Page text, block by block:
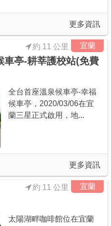
更多資訊
宜蘭
車亭-耕莘護校站(免費
約 11 公里
全台首座溫泉候車亭-幸福
候車亭，2020/03/06在宜
蘭三星正式啟用，地...
更多資訊
宜蘭
約 11 公里
太陽湖畔咖啡館位在宜蘭